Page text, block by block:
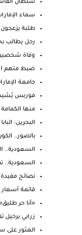
سلطان
سماء
طلبة يزعجون
رجل يطالب
وفاة شخصين
ضبط متهم
جامعة
فوربس يُشيد
منها الكمامة
البحرين:
بالصور..
السعودية..
السعودية..
نصائح
قائمة أسعار
«أنا حر
زرابي
العثور على